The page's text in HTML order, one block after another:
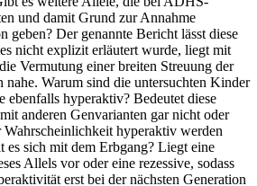
und damit Grund zur Annahme
geben? Der genannte Bericht lässt diese
nicht explizit erläutert wurde, liegt mit
Vermutung einer breiten Streuung der
nahe. Warum sind die untersuchten Kinder
ebenfalls hyperaktiv? Bedeutet diese
anderen Genvarianten gar nicht oder
Wahrscheinlichkeit hyperaktiv werden
es sich mit dem Erbgang? Liegt eine
Allels vor oder eine rezessive, sodass
erst bei der nächsten Generation